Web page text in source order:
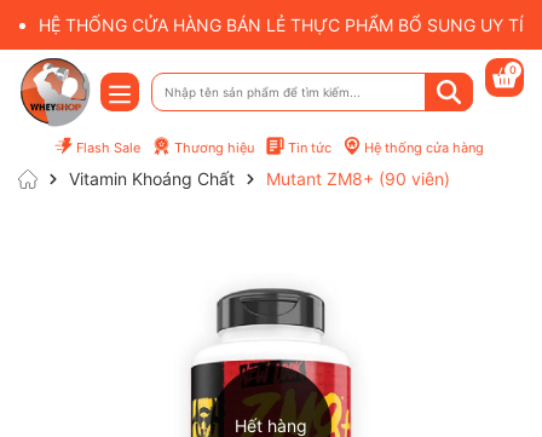
HỆ THỐNG CỬA HÀNG BÁN LẺ THỰC PHẨM BỔ SUNG UY
Flash Sale Thương hiệu Tin tức Hệ thống cửa hàng
0
Vitamin Khoáng Chất Mutant ZM8+ (90 viên)
Hết hàng